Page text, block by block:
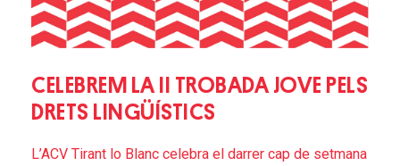
CELEBREM LA II TROBADA JOVE PELS
DRETS LINGÜÍSTICS
L’ACV Tirant lo Blanc celebra el darrer cap de setmana